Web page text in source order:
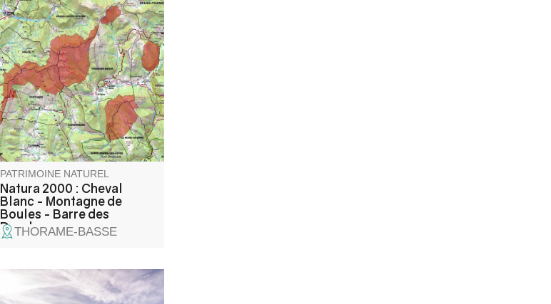
Constitué de 4 entités, ce
massif s’élève entre les vallées
de La Bléone et du Verdon.
PATRIMOINE NATUREL
Natura 2000 : Cheval
Blanc - Montagne de
Boules - Barre des
Dourbes
THORAME-BASSE
Situé sur la route entre